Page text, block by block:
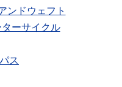
ンドウェフト
ーサイクル
ス